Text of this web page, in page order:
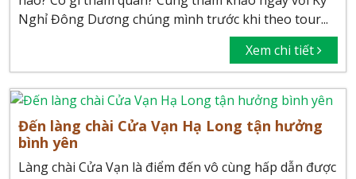
Nghỉ Đông Dương chúng mình trước khi theo tour...
Xem chi tiết
Đến làng chài Cửa Vạn Hạ Long tận hưởng
bình yên
Làng chài Cửa Vạn là điểm đến vô cùng hấp dẫn được